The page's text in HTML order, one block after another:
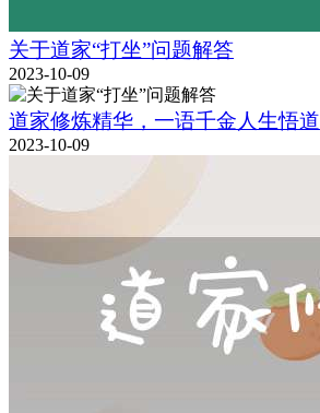
关于道家“打坐”问题解答
2023-10-09
道家修炼精华，一语千金人生悟道
2023-10-09